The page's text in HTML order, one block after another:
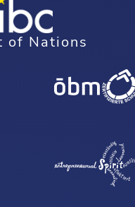
of Nations